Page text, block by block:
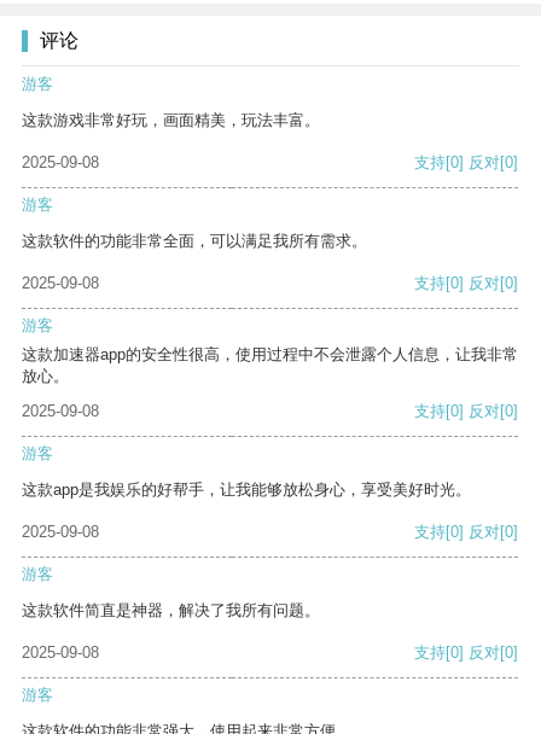
评论
游客
这款游戏非常好玩，画面精美，玩法丰富。
2025-09-08 支持[0] 反对[0]
游客
这款软件的功能非常全面，可以满足我所有需求。
2025-09-08 支持[0] 反对[0]
游客
这款加速器app的安全性很高，使用过程中不会泄露个人信息，让我非常
放心。
2025-09-08
支持[0] 反对[0]
游客
这款app是我娱乐的好帮手，让我能够放松身心，享受美好时光。
2025-09-08 支持[0] 反对[0]
游客
这款软件简直是神器，解决了我所有问题。
2025-09-08 支持[0] 反对[0]
游客